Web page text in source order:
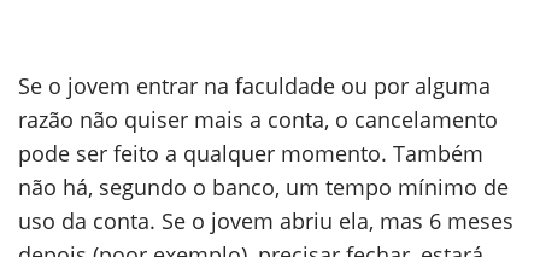
Se o jovem entrar na faculdade ou por alguma
razão não quiser mais a conta, o cancelamento
pode ser feito a qualquer momento. Também
não há, segundo o banco, um tempo mínimo de
uso da conta. Se o jovem abriu ela, mas 6 meses